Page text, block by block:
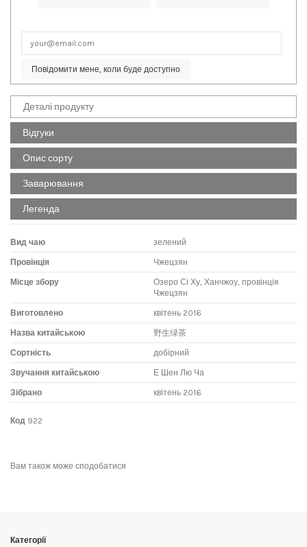
Повідомити мене, коли буде доступно
Деталі продукту
Відгуки
Опис сорту
Заварювання
Легенда
Вид чаю зелений
Провінція Чжецзян
Місце збору
Озеро Сі Ху, Ханчжоу, провінція
Чжецзян
Виготовлено квітень 2016
Назва китайською 野生绿茶
Сортність добірний
Звучання китайською Е Шен Лю Ча
Зібрано квітень 2016
Код 922
тіні більших дерев, екосистема лісу може сильно впливати на склад
температура води для його розкриття.
прозорій склянці. Навіть є ціла церемонія зі склянками.
Вам також може сподобатися
Категорії